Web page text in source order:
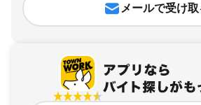
メールで受け取